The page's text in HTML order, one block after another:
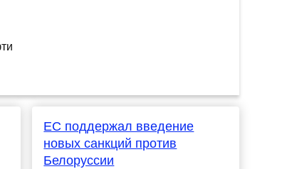
ЕС поддержал введение
новых санкций против
Белоруссии